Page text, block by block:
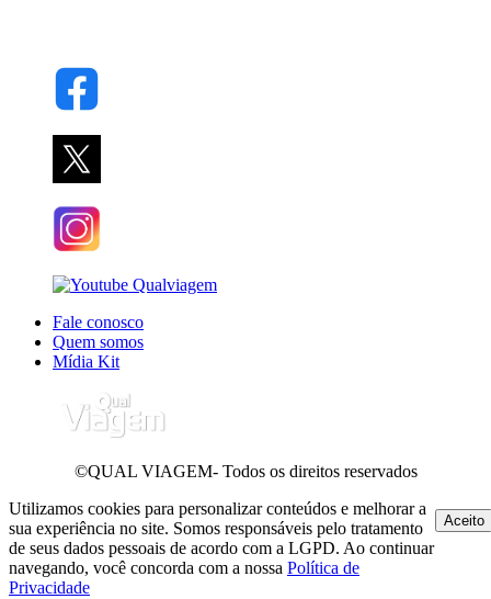
Fale conosco
Quem somos
Mídia Kit
©QUAL VIAGEM- Todos os direitos reservados
Utilizamos cookies para personalizar conteúdos e melhorar a
sua experiência no site. Somos responsáveis pelo tratamento
de seus dados pessoais de acordo com a LGPD. Ao continuar
navegando, você concorda com a nossa Política de
Privacidade
Aceito